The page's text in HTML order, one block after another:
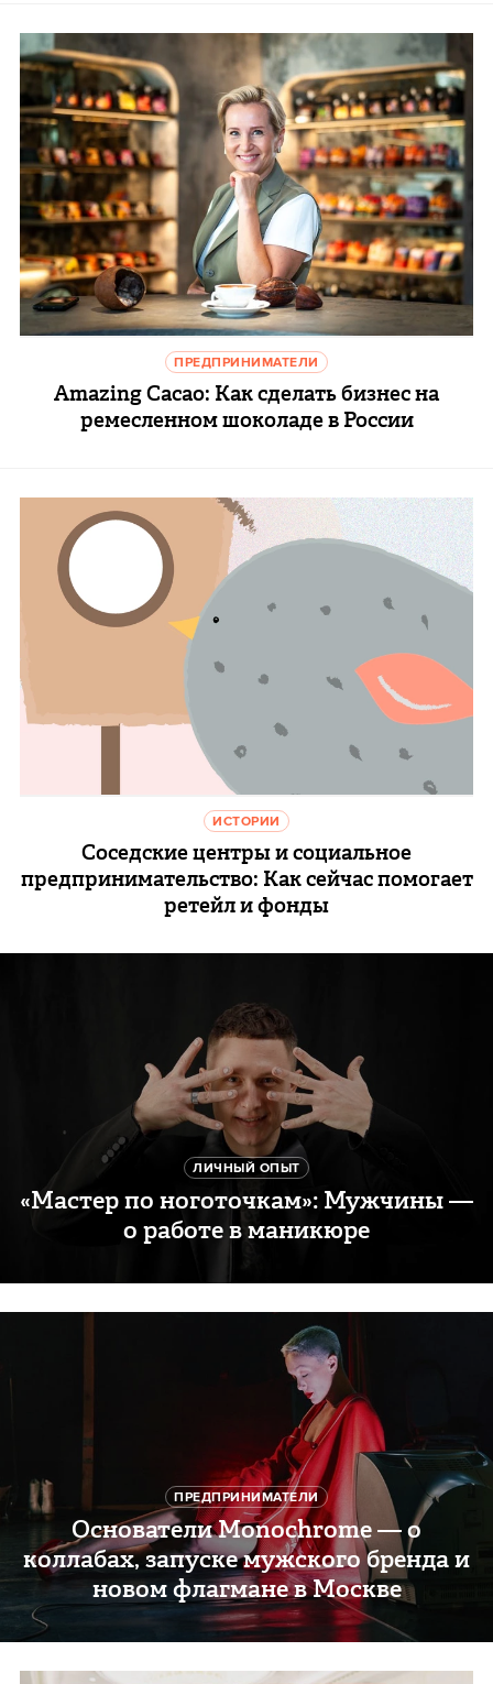
ПРЕДПРИНИМАТЕЛИ
Amazing Cacao: Как сделать бизнес на
ремесленном шоколаде в России
ИСТОРИИ
Соседские центры и социальное
предпринимательство: Как сейчас помогает
ретейл и фонды
ЛИЧНЫЙ ОПЫТ
«Мастер по ноготочкам»: Мужчины —
о работе в маникюре
ПРЕДПРИНИМАТЕЛИ
Основатели Monochrome — о
коллабах, запуске мужского бренда и
новом флагмане в Москве